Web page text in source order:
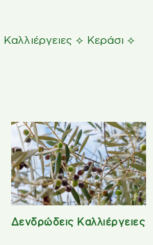
Καλλιέργειες ⟡ Κεράσι ⟡
Δενδρώδεις Καλλιέργειες